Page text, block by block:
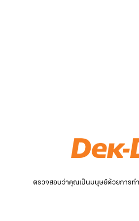
ตรวจสอบว่าคุณเป็นมนุษย์ด้วยการทำ